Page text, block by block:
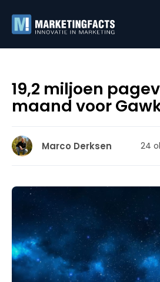
19,2 miljoen
maand voor
Marco Derksen 24